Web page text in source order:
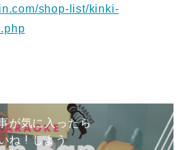
shop-list/kinki-
が気に入ったら
ね ! しよう